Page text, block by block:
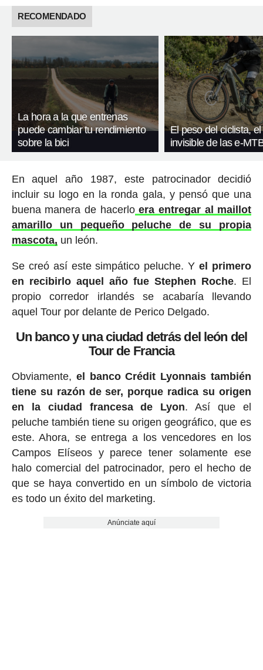
RECOMENDADO
La hora a la que entrenas
puede cambiar tu rendimiento
sobre la bici
El peso del ciclista,
invisible de las e-
En aquel año 1987, este patrocinador decidió
incluir su logo en la ronda gala, y pensó que una
buena manera de hacerloera entregar al maillot
amarillo un pequeño peluche de su propia
mascota, un león.
Se creó así este simpático peluche. Yel primero
en recibirlo aquel año fue Stephen Roche. El
propio corredor irlandés se acabaría llevando
aquel Tour por delante de Perico Delgado.
Un banco y una ciudad detrás del león del
Tour de Francia
Obviamente, el banco Crédit Lyonnais también
tiene su razón de ser, porque radica su origen
en la ciudad francesa de Lyon. Así que el
peluche también tiene su origen geográfico, que es
este. Ahora, se entrega a los vencedores en los
Campos Elíseos y parece tener solamente ese
halo comercial del patrocinador, pero el hecho de
que se haya convertido en un símbolo de victoria
es todo un éxito del marketing.
Anúnciate aquí